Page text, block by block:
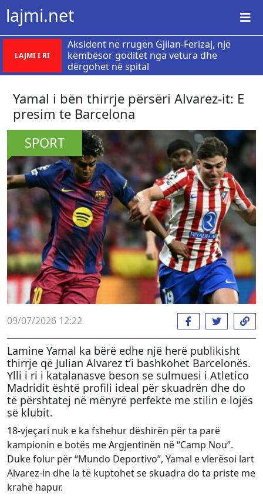
lajmi.net
LAJMI I RI
Aksident në rrugën Gjilan-Ferizaj, një
këmbësor goditet nga vetura dhe
dërgohet në spital
Yamal i bën thirrje përsëri Alvarez-it: E
presim te Barcelona
SPORT
09/07/2026 12:22
Lamine Yamal ka bërë edhe një herë publikisht
thirrje që Julian Alvarez t’i bashkohet Barcelonës.
Ylli i ri i katalanasve beson se sulmuesi i Atletico
Madridit është profili ideal për skuadrën dhe do
të përshtatej në mënyrë perfekte me stilin e lojës
së klubit.
18-vjeçari nuk e ka fshehur dëshirën për ta parë
kampionin e botës me Argjentinën në “Camp Nou”.
Duke folur për “Mundo Deportivo”, Yamal e vlerësoi lart
Alvarez-in dhe la të kuptohet se skuadra do ta priste me
krahë hapur.